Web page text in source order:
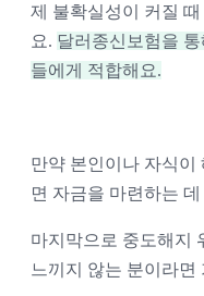
제 불확실성이 커질
요. 달러종신보험을
들에게 적합해요.
만약 본인이나 자식이
면 자금을 마련하는
마지막으로 중도해지
느끼지 않는 분이라